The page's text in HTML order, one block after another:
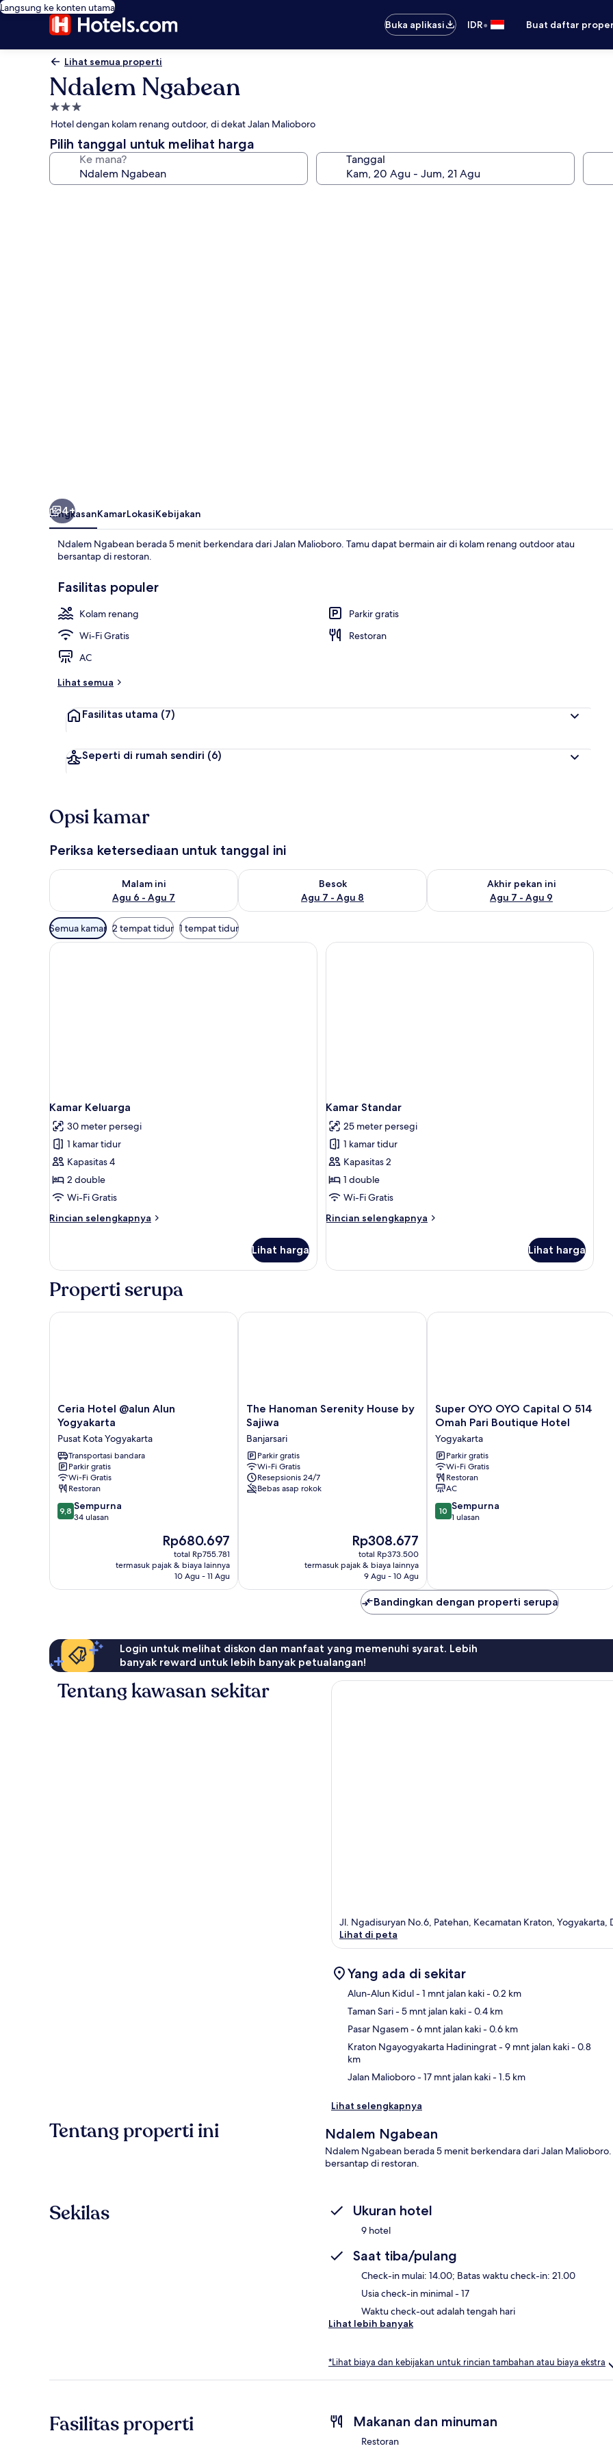
Langsung ke konten utama
Buka aplikasi
IDR• Buat daftar
Lihat semua properti
Ndalem Ngabean
Properti
bintang
3.0
Hotel dengan kolam renang outdoor, di dekat Jalan Malioboro
Pilih tanggal untuk melihat harga
Ke mana? Tanggal
4+
RingkasanKamarLokasiKebijakan
Ndalem Ngabean berada 5 menit berkendara dari Jalan Malioboro. Tamu dapat bermain air di kolam renang outdoor atau
bersantap di restoran.
Fasilitas populer
Kolam renang
Parkir gratis
Wi-Fi Gratis
Restoran
AC
Lihat semua
Fasilitas utama (7)
Seperti di rumah sendiri (6)
Opsi kamar
Periksa ketersediaan untuk tanggal ini
Malam ini
Agu 6 - Agu 7
Periksa ketersediaan untuk malam ini Agu 6 - Agu 7
Besok
Agu 7 - Agu 8
Periksa ketersediaan untuk besok Agu 7 - Agu 8
Akhir pekan ini
Agu 7 - Agu 9
Periksa ketersediaan untuk akhir
Filter
tersedia
untuk
Semua kamar 2 tempat tidur 1 tempat tidur
Kamar Keluarga
30 meter persegi
1 kamar tidur
Kapasitas 4
2 double
Wi-Fi Gratis
Rincian selengkapnya
Rincian
Kamar
Lihat harga
Kamar Standar
25 meter persegi
1 kamar tidur
Kapasitas 2
1 double
Wi-Fi Gratis
Rincian selengkapnya
Rincian
Kamar
Lihat harga
Properti serupa
Ceria
Hotel
@alun
Alun
Yogyakarta
Pusat
Kota
Yogyakarta
Ceria Hotel @alun Alun
Yogyakarta
Pusat Kota Yogyakarta
Transportasi bandara
Parkir gratis
Wi-Fi Gratis
Restoran
9.8
dari
9,8 Sempurna
34 ulasan
Harga
sekarang
Rp680.697
Rp680.697
total Rp755.781
termasuk pajak & biaya lainnya
10 Agu - 11 Agu
Ceria Hotel @alun Alun Yogyakarta
The
Hanoman
Serenity
House
by
Sajiwa
Banjarsari
The Hanoman Serenity House by
Sajiwa
Banjarsari
Parkir gratis
Wi-Fi Gratis
Resepsionis 24/7
Bebas asap rokok
Harga
sekarang
Rp308.677
Rp308.677
total Rp373.500
termasuk pajak & biaya lainnya
9 Agu - 10 Agu
The Hanoman Serenity House by Sajiwa
Super
OYO
Capital
O
514
Omah
Pari
Boutique
Hotel
Super OYO OYO Capital O 514
Omah Pari Boutique Hotel
Yogyakarta
Parkir gratis
Wi-Fi Gratis
Restoran
AC
10.0
dari
10 Sempurna
1 ulasan
Super OYO OYO Capital O 514 Omah
Bandingkan dengan properti serupa
Login untuk melihat diskon dan manfaat yang memenuhi syarat. Lebih
banyak reward untuk lebih banyak petualangan!
Tentang kawasan sekitar
Jl. Ngadisuryan No.6, Patehan, Kecamatan Kraton, Yogyakarta,
Lihat di peta
Yang ada di sekitar
Alun-Alun Kidul- 1 mnt jalan kaki- 0.2 km
Taman Sari- 5 mnt jalan kaki- 0.4 km
Pasar Ngasem- 6 mnt jalan kaki- 0.6 km
Kraton Ngayogyakarta Hadiningrat- 9 mnt jalan kaki- 0.8
km
Jalan Malioboro- 17 mnt jalan kaki- 1.5 km
Lihat selengkapnya
Tentang properti ini Ndalem Ngabean
Ndalem Ngabean berada 5 menit berkendara dari Jalan
bersantap di restoran.
Sekilas Ukuran hotel
9 hotel
Saat tiba/pulang
Check-in mulai: 14.00; Batas waktu check-in: 21.00
Usia check-in minimal - 17
Waktu check-out adalah tengah hari
Lihat lebih banyak
*Lihat biaya dan kebijakan untuk rincian tambahan atau biaya ekstra
Fasilitas properti Makanan dan minuman
Restoran